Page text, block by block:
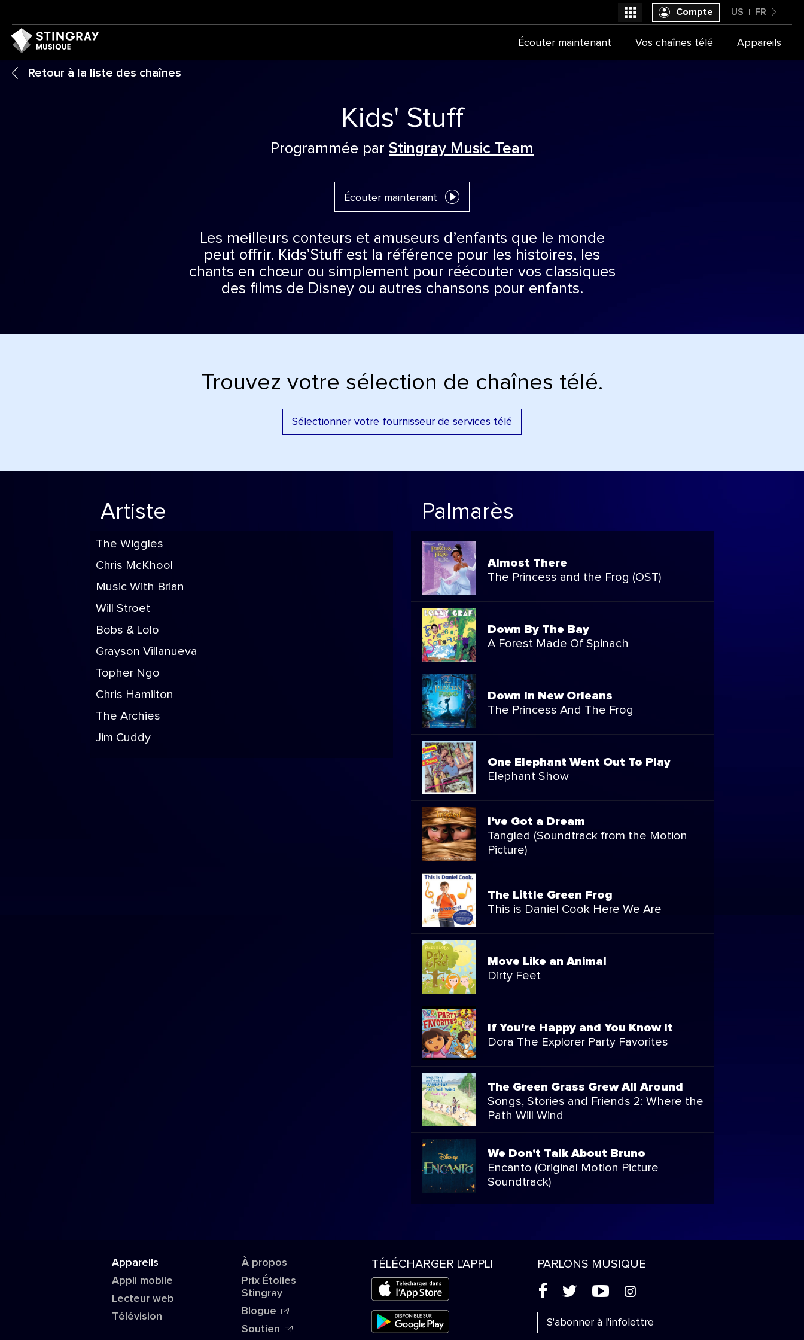
Retour à la liste des chaînes
Kids' Stuff
Programmée par Stingray Music Team
Écouter maintenant
Les meilleurs conteurs et amuseurs d’enfants que le monde
peut offrir. Kids’Stuff est la référence pour les histoires, les
chants en chœur ou simplement pour réécouter vos classiques
des films de Disney ou autres chansons pour enfants.
Trouvez votre sélection de chaînes télé.
Sélectionner votre fournisseur de services télé
Artiste
The Wiggles
Chris McKhool
Music With Brian
Will Stroet
Bobs & Lolo
Grayson Villanueva
Topher Ngo
Chris Hamilton
The Archies
Jim Cuddy
Palmarès
Almost There
The Princess and the Frog (OST)
Down By The Bay
A Forest Made Of Spinach
Down In New Orleans
The Princess And The Frog
One Elephant Went Out To Play
Elephant Show
I've Got a Dream
Tangled (Soundtrack from the Motion
Picture)
The Little Green Frog
This is Daniel Cook Here We Are
Move Like an Animal
Dirty Feet
If You're Happy and You Know It
Dora The Explorer Party Favorites
The Green Grass Grew All Around
Songs, Stories and Friends 2: Where the
Path Will Wind
We Don't Talk About Bruno
Encanto (Original Motion Picture
Soundtrack)
Appareils
Appli mobile
Lecteur web
Télévision
À propos
Prix Étoiles
Stingray
Blogue
Soutien
TÉLÉCHARGER L'APPLI PARLONS MUSIQUE
( ' + &
S'abonner à l'infolettre
United States
US FR
Compte
Écouter maintenant Vos chaînes télé Appareils